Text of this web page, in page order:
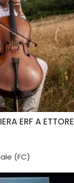
ERF A ETTORE
(FC)